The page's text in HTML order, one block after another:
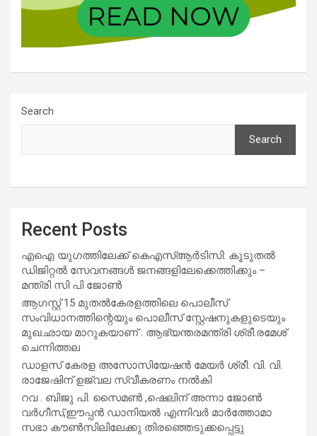
Search
Search
Recent Posts
എഐ യുഗത്തിലേക്ക് കെഎസ്ആർടിസി: കൂടുതൽ
ഡിജിറ്റൽ സേവനങ്ങൾ ജനങ്ങളിലേക്കെത്തിക്കും –
മന്ത്രി സി പി ജോൺ
ആഗസ്റ്റ് 15 മുതല്‍കേരളത്തിലെ പൊലീസ്
സംവിധാനത്തിന്റെയും പൊലീസ് സ്റ്റേഷനുകളുടെയും
മുഖഛായ മാറുകയാണ് : ആഭ്യന്തരമന്ത്രി ശ്രീ.രമേശ്
ചെന്നിത്തല
ഡാളസ് കേരള അസോസിയേഷൻ മേയർ ശ്രീ. വി. വി.
രാജേഷിന് ഉജ്വല സ്വീകരണം നൽകി
റവ . ബിജു പി. സൈമൺ ,ഷെലിന് അന്നാ ജോൺ
വർഗീസ്,ഈപ്പൻ ഡാനിയൽ എന്നിവർ മാർത്തോമാ
സഭാ കൗൺസിലിലേക്കു തിരഞ്ഞെടുക്കപ്പെട്ടു